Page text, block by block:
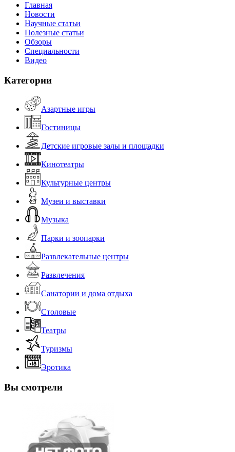
Главная
Новости
Научные статьи
Полезные статьи
Обзоры
Специальности
Видео
Категории
Азартные игры
Гостиницы
Детские игровые залы и площадки
Кинотеатры
Культурные центры
Музеи и выставки
Музыка
Парки и зоопарки
Развлекательные центры
Развлечения
Санатории и дома отдыха
Столовые
Театры
Туризмы
Эротика
Вы смотрели